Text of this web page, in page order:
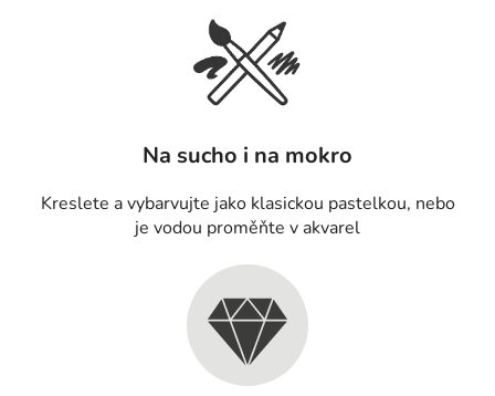
Na sucho i na mokro
Kreslete a vybarvujte jako klasickou pastelkou, nebo
je vodou proměňte v akvarel